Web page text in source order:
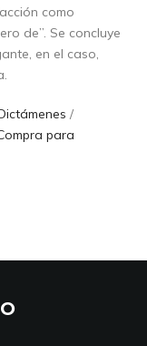
como
de”. Se concluye
en el caso,
/
para